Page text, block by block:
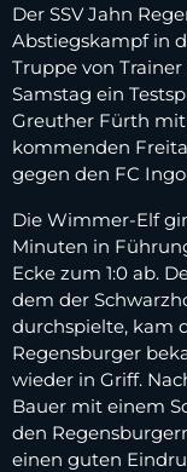
Der SSV Jahn
Abstiegskampf in
Truppe von
Samstag ein
Greuther Fürth mit
kommenden
gegen den FC
Die Wimmer-Elf
Minuten in
Ecke zum 1:0 ab.
dem der
durchspielte, kam
Regensburger
wieder in Griff.
Bauer mit einem
den
einen guten